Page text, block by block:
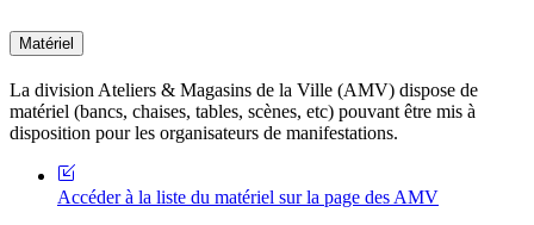
Matériel
La division Ateliers & Magasins de la Ville (AMV) dispose de
matériel (bancs, chaises, tables, scènes, etc) pouvant être mis à
disposition pour les organisateurs de manifestations.
Accéder à la liste du matériel sur la page des AMV